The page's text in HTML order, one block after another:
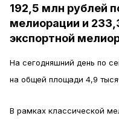
192,5 млн рублей
мелиорации и
экспортной
На сегодняшний день по
на общей площади 4,9
В рамках классической